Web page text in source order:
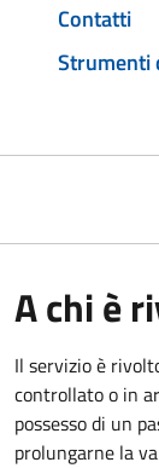
Contatti
Strumenti
A chi è
Il servizio è
controllato o in
possesso di un
prolungarne la